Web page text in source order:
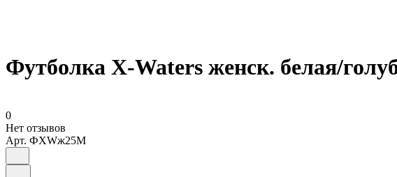
Футболка X-Waters женск. белая/
0
Нет отзывов
Арт. ФXWж25M